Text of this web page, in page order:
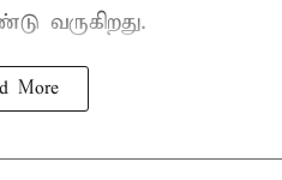
வருகிறது.
More